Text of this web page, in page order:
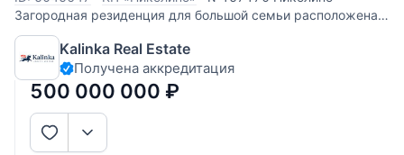
Загородная резиденция для большой семьи расположена в
старой части поселка на просторном участке 42 сотки с
возможностью увеличения площади территории еще на
несколько соток! В этой загородной резиденции имеются
все условия
Kalinka Real Estate
Получена аккредитация
500 000 000 ₽